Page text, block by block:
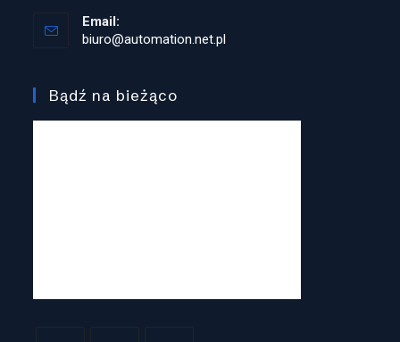
in
your
Email:
biuro@automation.net.pl
Bądź na bieżąco